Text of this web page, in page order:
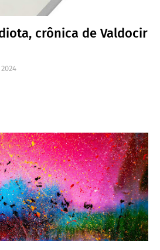
crônica de Valdocir